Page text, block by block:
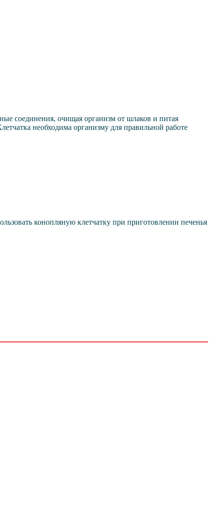
соединения, очищая организм от шлаков и питая
необходима организму для правильной работе
конопляную клетчатку при приготовлении печенья